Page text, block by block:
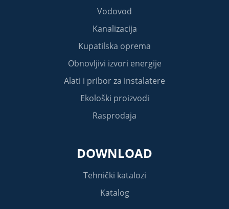
Vodovod
Kanalizacija
Kupatilska oprema
Obnovljivi izvori energije
Alati i pribor za instalatere
Ekološki proizvodi
Rasprodaja
DOWNLOAD
Tehnički katalozi
Katalog